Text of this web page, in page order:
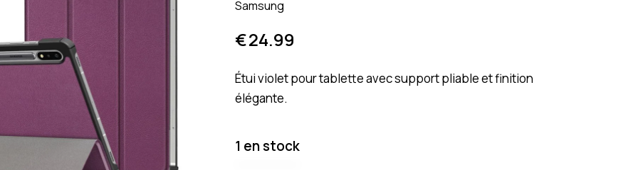
Samsung
€24.99
Étui violet pour tablette avec support pliable et finition
élégante.
1 en stock